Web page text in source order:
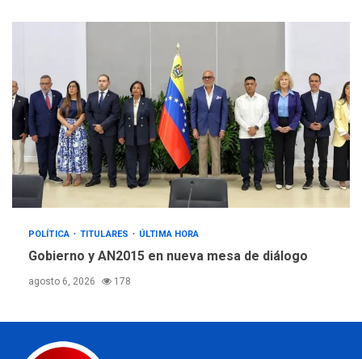
POLÍTICA TITULARES ÚLTIMA HORA
Gobierno y AN2015 en nueva mesa de diálogo
agosto 6, 2026 178